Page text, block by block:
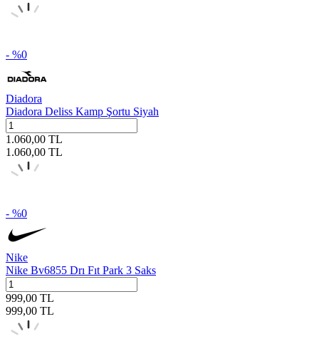
- %0
Diadora
Diadora Deliss Kamp Şortu Siyah
1.060,00 TL
1.060,00 TL
- %0
Nike
Nike Bv6855 Drı Fıt Park 3 Saks
999,00 TL
999,00 TL